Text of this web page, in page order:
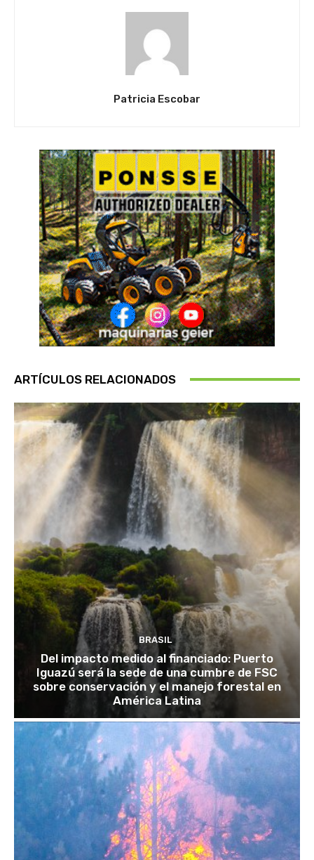
Patricia Escobar
ARTÍCULOS RELACIONADOS
BRASIL
Del impacto medido al financiado: Puerto
Iguazú será la sede de una cumbre de FSC
sobre conservación y el manejo forestal en
América Latina